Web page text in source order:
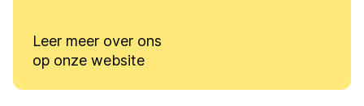
Leer meer over ons
op onze website